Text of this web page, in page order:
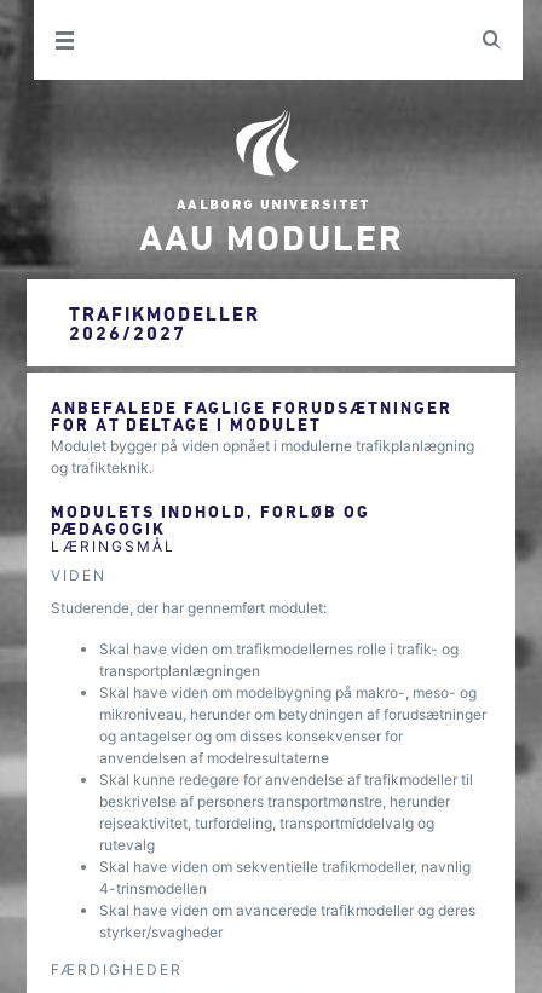
AAU MODULER
TRAFIKMODELLER
2026/2027
ANBEFALEDE FAGLIGE FORUDSÆTNINGER
FOR AT DELTAGE I MODULET
Modulet bygger på viden opnået i modulerne trafikplanlægning
og trafikteknik.
MODULETS INDHOLD, FORLØB OG
PÆDAGOGIK
LÆRINGSMÅL
VIDEN
Studerende, der har gennemført modulet:
Skal have viden om trafikmodellernes rolle i trafik- og
transportplanlægningen
Skal have viden om modelbygning på makro-, meso- og
mikroniveau, herunder om betydningen af forudsætninger
og antagelser og om disses konsekvenser for
anvendelsen af modelresultaterne
Skal kunne redegøre for anvendelse af trafikmodeller til
beskrivelse af personers transportmønstre, herunder
rejseaktivitet, turfordeling, transportmiddelvalg og
rutevalg
Skal have viden om sekventielle trafikmodeller, navnlig
4-trinsmodellen
Skal have viden om avancerede trafikmodeller og deres
styrker/svagheder
FÆRDIGHEDER